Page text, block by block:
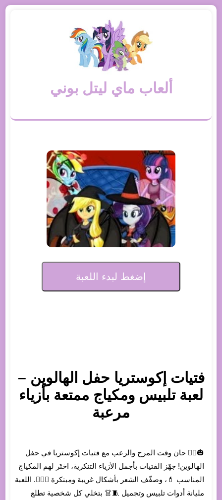
ألعاب ماي ليتل بوني
إضغط لبدء اللعبة
فتيات إكوستريا حفل الهالوين –
لعبة تلبيس ومكياج ممتعة بأزياء
مرعبة
🎃🧙‍♀️ حان وقت المرح والرعب مع فتيات إكوستريا في حفل
الهالوين! جهّز الفتيات بأجمل الأزياء التنكرية، اختَر لهم المكياج
المناسب 💄، وصفّف الشعر بأشكال غريبة ومبتكرة 💇‍♀️✨. اللعبة
مليانة أدوات تلبيس وتجميل 🧵👗 بتخلي كل شخصية تطلع